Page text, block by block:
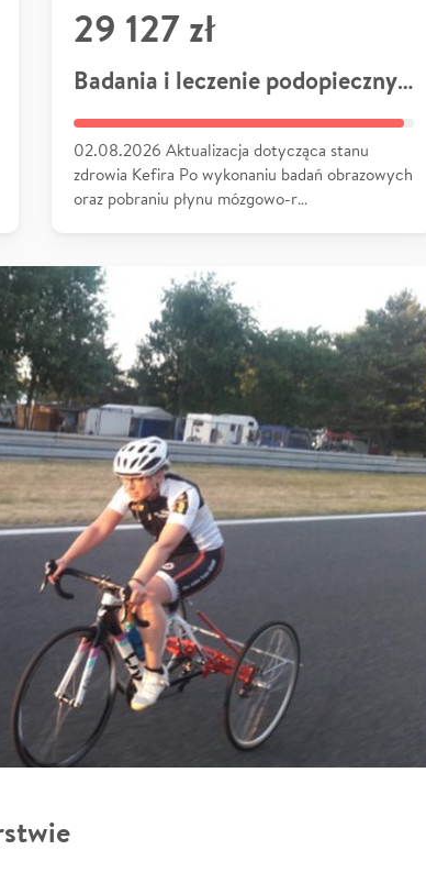
29 127 zł
Badania i leczenie podopiecznych
02.08.2026 Aktualizacja dotycząca stanu
zdrowia Kefira Po wykonaniu badań obrazowych
oraz pobraniu płynu mózgowo-r…